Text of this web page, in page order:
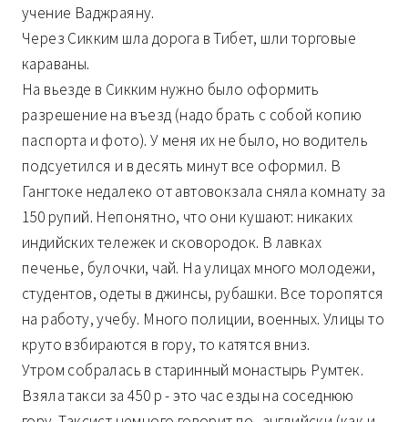
учение Ваджраяну.
Через Сикким шла дорога в Тибет, шли торговые
караваны.
На вьезде в Сикким нужно было оформить
разрешение на въезд (надо брать с собой копию
паспорта и фото). У меня их не было, но водитель
подсуетился и в десять минут все оформил. В
Гангтоке недалеко от автовокзала сняла комнату за
150 рупий. Непонятно, что они кушают: никаких
индийских тележек и сковородок. В лавках
печенье, булочки, чай. На улицах много молодежи,
студентов, одеты в джинсы, рубашки. Все торопятся
на работу, учебу. Много полиции, военных. Улицы то
круто взбираются в гору, то катятся вниз.
Утром собралась в старинный монастырь Румтек.
Взяла такси за 450 р - это час езды на соседнюю